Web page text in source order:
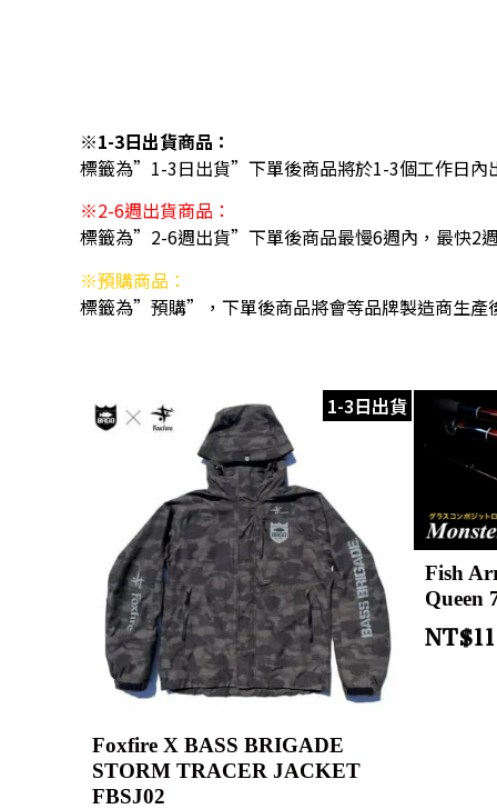
※1-3日出貨商品：
標籤為”1-3日出貨”下單後商品將於1-3個工作日內
※2-6週出貨商品：
標籤為”2-6週出貨”下單後商品最慢6週內，最快2
※預購商品：
標籤為”預購”，下單後商品將會等品牌製造商生產
1-3日出貨
Foxfire X BASS BRIGADE
STORM TRACER JACKET
FBSJ02
Fish
Queen
NT$